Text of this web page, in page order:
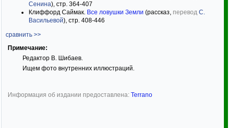
Сенина), стр. 364-407
Клиффорд Саймак. Все ловушки Земли (рассказ, перевод С.
Васильевой), стр. 408-446
сравнить >>
Примечание:
Редактор В. Шибаев.
Ищем фото внутренних иллюстраций.
Информация об издании предоставлена: Terrano